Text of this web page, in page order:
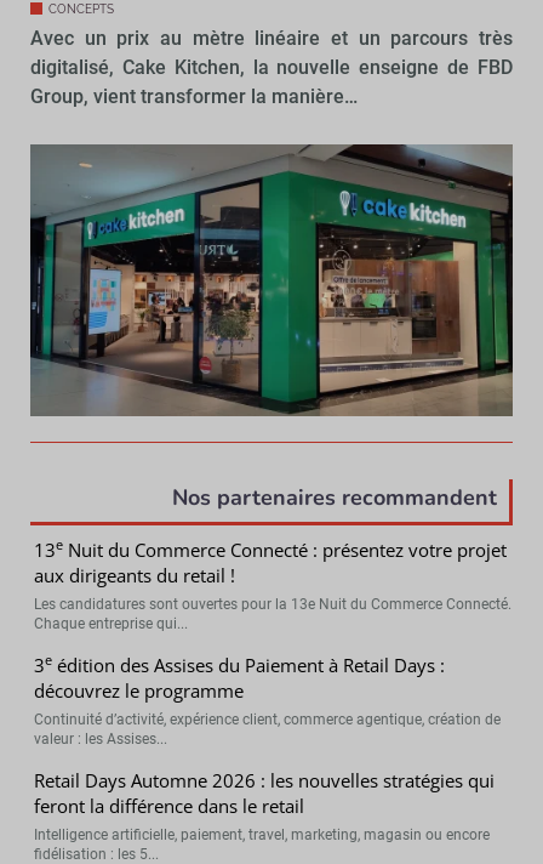
CONCEPTS
Avec un prix au mètre linéaire et un parcours très
digitalisé, Cake Kitchen, la nouvelle enseigne de FBD
Group, vient transformer la manière…
Nos partenaires recommandent
13e Nuit du Commerce Connecté : présentez votre projet
aux dirigeants du retail !
Les candidatures sont ouvertes pour la 13e Nuit du Commerce Connecté.
Chaque entreprise qui...
3e édition des Assises du Paiement à Retail Days :
découvrez le programme
Continuité d’activité, expérience client, commerce agentique, création de
valeur : les Assises...
Retail Days Automne 2026 : les nouvelles stratégies qui
feront la différence dans le retail
Intelligence artificielle, paiement, travel, marketing, magasin ou encore
fidélisation : les 5...